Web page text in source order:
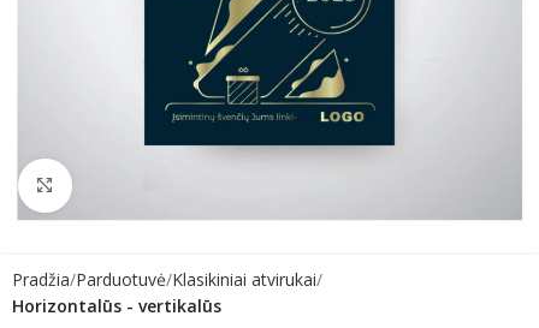
Click to enlarge
Pradžia Parduotuvė Klasikiniai atvirukai
Horizontalūs - vertikalūs